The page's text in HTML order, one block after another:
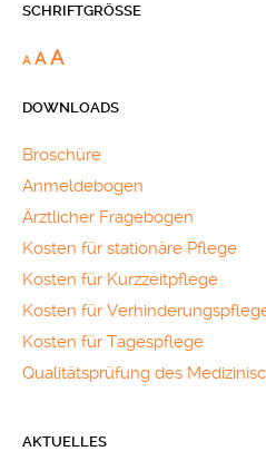
SCHRIFTGRÖSSE
A A A
DOWNLOADS
Broschüre
Anmeldebogen
Ärztlicher Fragebogen
Kosten für stationäre Pflege
Kosten für Kurzzeitpflege
Kosten für
Kosten für Tagespflege
Qualitätsprüfung des
AKTUELLES